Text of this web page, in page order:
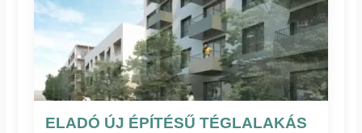
ELADÓ ÚJ ÉPÍTÉSŰ TÉGLALAKÁS